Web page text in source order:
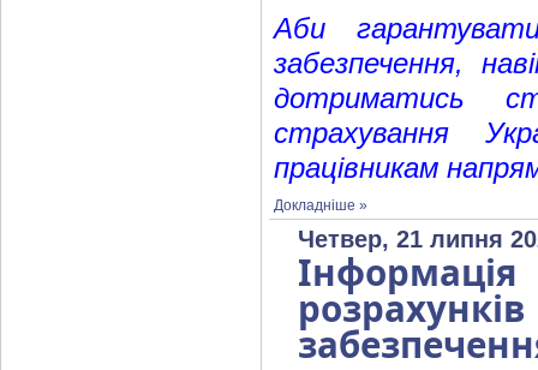
Аби
забезпечення,
дотриматись
страхування
працівникам
Докладніше »
Четвер, 21 липня